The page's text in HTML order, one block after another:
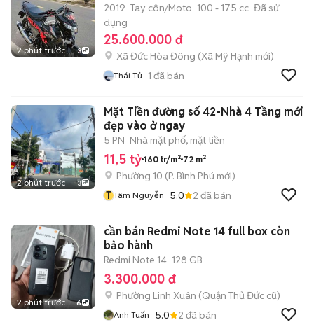
2 phút trước 3
2019 Tay côn/Moto 100 - 175 cc Đã sử
dụng
25.600.000 đ
Xã Đức Hòa Đông (Xã Mỹ Hạnh mới)
Thái Tử 1 đã bán
2 phút trước 3
Mặt Tiền đường số 42-Nhà 4 Tầng mới
đẹp vào ở ngay
5 PN Nhà mặt phố, mặt tiền
11,5 tỷ 160 tr/m² 72 m²
Phường 10 (P. Bình Phú mới)
T Tâm Nguyễn 5.0 2 đã bán
2 phút trước 6
cần bán Redmi Note 14 full box còn
bảo hành
Redmi Note 14 128 GB
3.300.000 đ
Phường Linh Xuân (Quận Thủ Đức cũ)
Anh Tuấn 5.0 2 đã bán